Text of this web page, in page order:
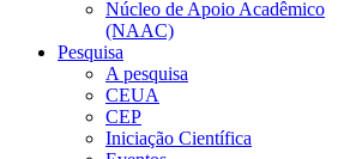
Núcleo de Apoio Acadêmico
(NAAC)
Pesquisa
A pesquisa
CEUA
CEP
Iniciação Científica